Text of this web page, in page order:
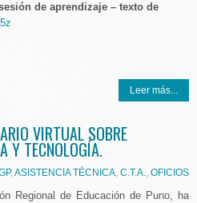
de aprendizaje – texto de
Leer más...
VIRTUAL SOBRE
Y TECNOLOGÍA.
,ASISTENCIA TÉCNICA, C.T.A., OFICIOS
Regional de Educación de Puno, ha